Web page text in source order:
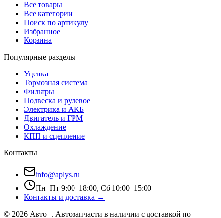
Все товары
Все категории
Поиск по артикулу
Избранное
Корзина
Популярные разделы
Уценка
Тормозная система
Фильтры
Подвеска и рулевое
Электрика и АКБ
Двигатель и ГРМ
Охлаждение
КПП и сцепление
Контакты
info@aplys.ru
Пн–Пт 9:00–18:00, Сб 10:00–15:00
Контакты и доставка →
© 2026 Авто+. Автозапчасти в наличии с доставкой по